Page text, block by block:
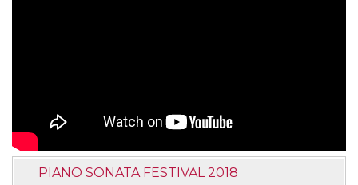
PIANO SONATA FESTIVAL 2018